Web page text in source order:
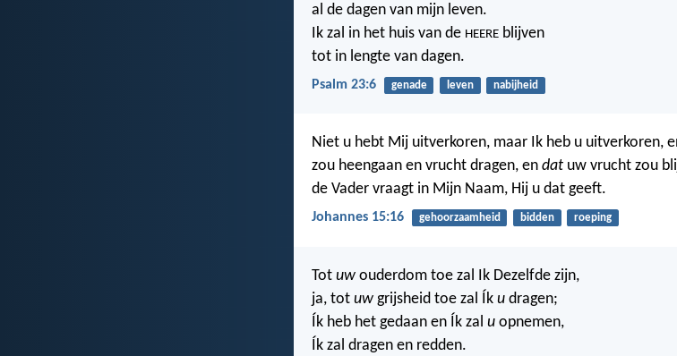
al de dagen van mijn leven.
Ik zal in het huis van de HEERE blijven
tot in lengte van dagen.
Psalm 23:6 genade leven nabijheid
Niet u hebt Mij uitverkoren, maar Ik heb u uitverkoren,
zou heengaan en vrucht dragen, en dat uw vrucht zou
de Vader vraagt in Mijn Naam, Hij u dat geeft.
Johannes 15:16 gehoorzaamheid bidden roeping
Tot uw ouderdom toe zal Ik Dezelfde zijn,
ja, tot uw grijsheid toe zal Ík u dragen;
Ík heb het gedaan en Ík zal u opnemen,
Ík zal dragen en redden.